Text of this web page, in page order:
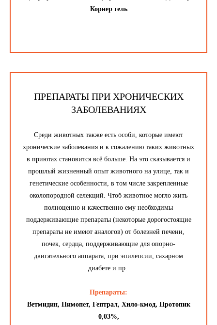
Корнер гель
ПРЕПАРАТЫ ПРИ ХРОНИЧЕСКИХ
ЗАБОЛЕВАНИЯХ
Среди животных также есть особи, которые имеют
хронические заболевания и к сожалению таких животных
в приютах становится всё больше. На это сказывается и
прошлый жизненный опыт животного на улице, так и
генетические особенности, в том числе закрепленные
околопородной селекций. Чтоб животное могло жить
полноценно и качественно ему необходимы
поддерживающие препараты (некоторые дорогостоящие
препараты не имеют аналогов) от болезней печени,
почек, сердца, поддерживающие для опорно-
двигательного аппарата, при эпилепсии, сахарном
диабете и пр.
Препараты:
Ветмидин, Пимопет, Гептрал, Хило-кмод, Протопик
0,03%,